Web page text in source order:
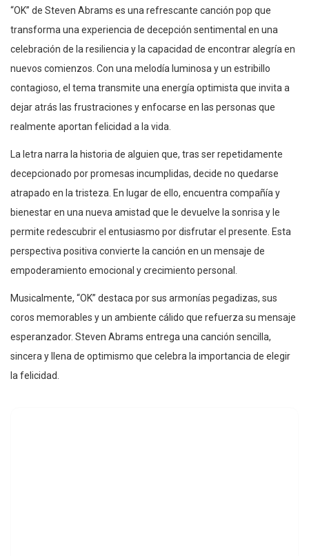
“OK” de Steven Abrams es una refrescante canción pop que
transforma una experiencia de decepción sentimental en una
celebración de la resiliencia y la capacidad de encontrar alegría en
nuevos comienzos. Con una melodía luminosa y un estribillo
contagioso, el tema transmite una energía optimista que invita a
dejar atrás las frustraciones y enfocarse en las personas que
realmente aportan felicidad a la vida.
La letra narra la historia de alguien que, tras ser repetidamente
decepcionado por promesas incumplidas, decide no quedarse
atrapado en la tristeza. En lugar de ello, encuentra compañía y
bienestar en una nueva amistad que le devuelve la sonrisa y le
permite redescubrir el entusiasmo por disfrutar el presente. Esta
perspectiva positiva convierte la canción en un mensaje de
empoderamiento emocional y crecimiento personal.
Musicalmente, “OK” destaca por sus armonías pegadizas, sus
coros memorables y un ambiente cálido que refuerza su mensaje
esperanzador. Steven Abrams entrega una canción sencilla,
sincera y llena de optimismo que celebra la importancia de elegir
la felicidad.